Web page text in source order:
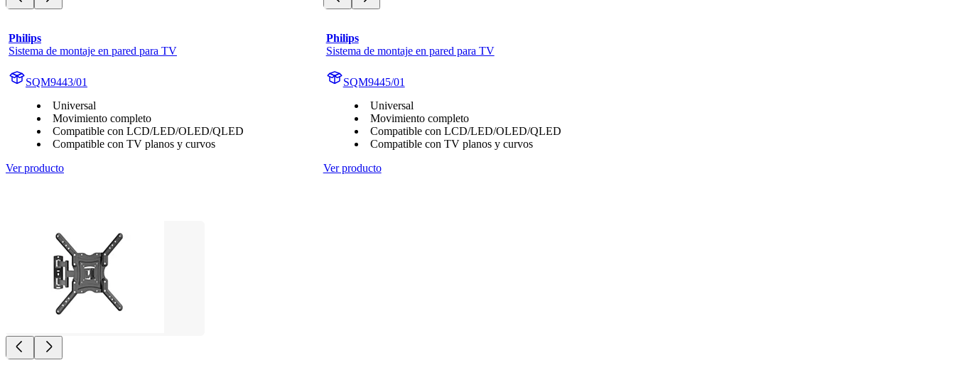
Philips
Sistema de montaje en pared para TV
SQM9443/01
Universal
Movimiento completo
Compatible con LCD/LED/OLED/QLED
Compatible con TV planos y curvos
Ver producto
Philips
Sistema de montaje en pared para TV
SQM9445/01
Universal
Movimiento completo
Compatible con LCD/LED/OLED/QLED
Compatible con TV planos y curvos
Ver producto